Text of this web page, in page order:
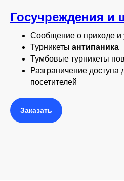
Госучреждения и
Сообщение о приходе и
Турникеты антипаника
Тумбовые турникеты
Разграничение доступа
посетителей
Заказать